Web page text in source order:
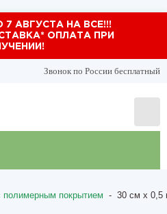
7 АВГУСТА НА ВСЕ!!!
ОПЛАТА ПРИ
Звонок по России бесплатный
полимерным покрытием - 30 см х 0,5